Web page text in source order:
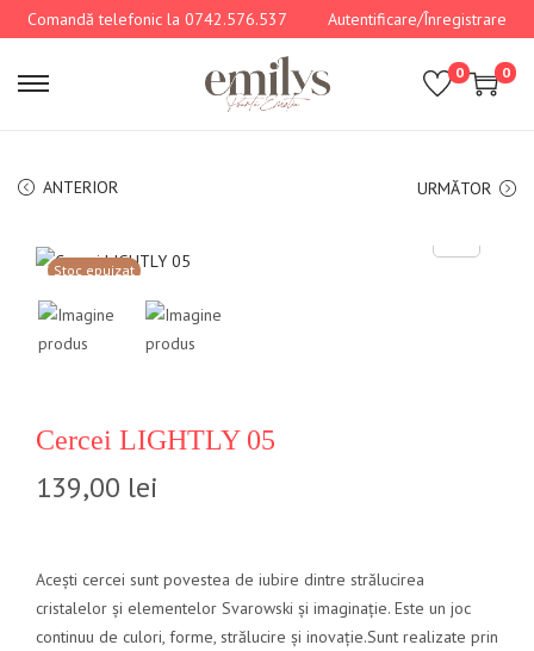
Comandă telefonic la 0742.576.537 Autentificare/Înregistrare
0 0
ANTERIOR URMĂTOR
Stoc epuizat
Cercei LIGHTLY 05
139,00 lei
Acești cercei sunt povestea de iubire dintre strălucirea
cristalelor și elementelor Svarowski și imaginație. Este un joc
continuu de culori, forme, strălucire și inovație.Sunt realizate prin